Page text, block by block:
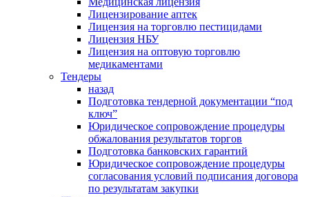
Лицензирование аптек
Лицензия на торговлю пестицидами
Лицензия НБУ
Лицензия на оптовую торговлю
медикаментами
Тендеры
назад
Подготовка тендерной документации “под
ключ”
Юридическое сопровождение процедуры
обжалования результатов торгов
Подготовка банковских гарантий
Юридическое сопровождение процедуры
согласования условий подписания договора
по результатам закупки